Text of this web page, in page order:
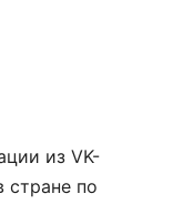
из VK-
стране по